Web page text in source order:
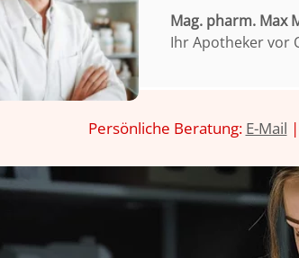
Mag. pharm. Max
Ihr Apotheker vor
Persönliche Beratung: E-Mail